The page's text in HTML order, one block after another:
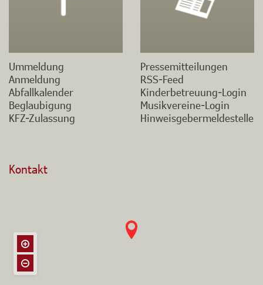
Ummeldung
Anmeldung
Abfallkalender
Beglaubigung
KFZ-Zulassung
Pressemitteilungen
RSS-Feed
Kinderbetreuung-Login
Musikvereine-Login
Hinweisgebermeldestelle
Kontakt